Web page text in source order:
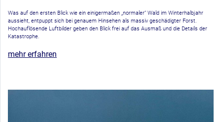
Was auf den ersten Blick wie ein einigermaßen „normaler“ Wald im Winterhalbjahr
aussieht, entpuppt sich bei genauem Hinsehen als massiv geschädigter Forst.
Hochauflösende Luftbilder geben den Blick frei auf das Ausmaß und die Details der
Katastrophe.
mehr erfahren